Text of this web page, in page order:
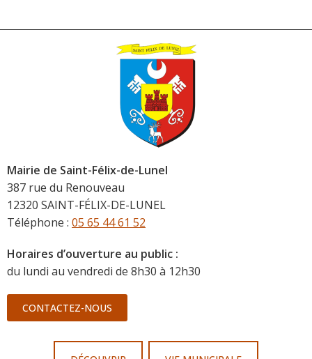
Mairie de Saint-Félix-de-Lunel
387 rue du Renouveau
12320 SAINT-FÉLIX-DE-LUNEL
Téléphone : 05 65 44 61 52
Horaires d’ouverture au public :
du lundi au vendredi de 8h30 à 12h30
CONTACTEZ-NOUS